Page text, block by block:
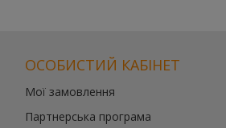
ОСОБИСТИЙ КАБІНЕТ
Мої замовлення
Партнерська програма